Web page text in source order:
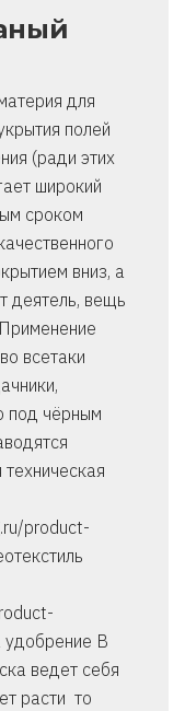
для
полей
(ради этих
широкий
сроком
вниз, а
деятель, вещь
всетаки
под чёрным
product-
В
ведет себя
расти ­ то